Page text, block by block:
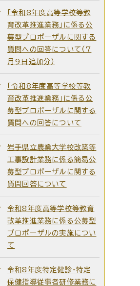
「令和8年度高等学校等教
育改革推進業務」に係る公
募型プロポーザルに関する
質問への回答について（7
月9日追加分）
「令和8年度高等学校等教
育改革推進業務」に係る公
募型プロポーザルに関する
質問への回答について
岩手県立農業大学校改築等
工事設計業務に係る簡易公
募型プロポーザルに関する
質問回答について
令和8年度高等学校等教育
改革推進業務に係る公募型
プロポーザルの実施につい
て
令和8年度特定健診・特定
保健指導従事者研修業務に